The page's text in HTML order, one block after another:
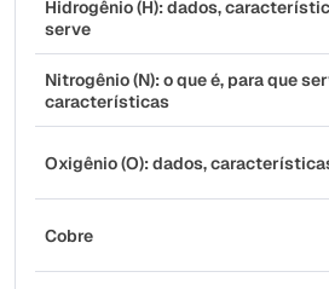
Hidrogênio (H): dados,
serve
Nitrogênio (N): o que é, para que
características
Oxigênio (O): dados,
Cobre